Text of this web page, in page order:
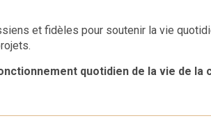
et fidèles pour soutenir la vie
quotidien de la vie de la